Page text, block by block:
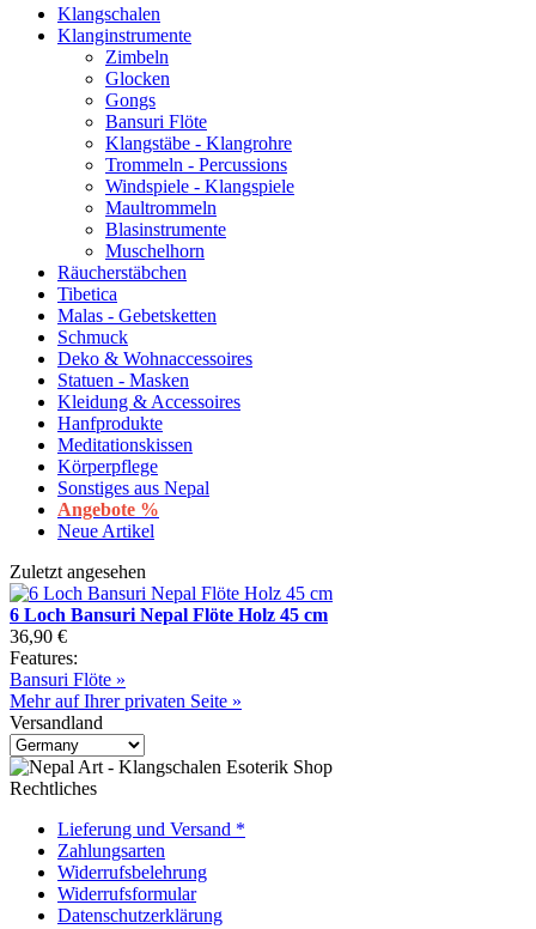
Klangschalen
Klanginstrumente
Zimbeln
Glocken
Gongs
Bansuri Flöte
Klangstäbe - Klangrohre
Trommeln - Percussions
Windspiele - Klangspiele
Maultrommeln
Blasinstrumente
Muschelhorn
Räucherstäbchen
Tibetica
Malas - Gebetsketten
Schmuck
Deko & Wohnaccessoires
Statuen - Masken
Kleidung & Accessoires
Hanfprodukte
Meditationskissen
Körperpflege
Sonstiges aus Nepal
Angebote %
Neue Artikel
Zuletzt angesehen
6 Loch Bansuri Nepal Flöte Holz 45 cm
36,90 €
Features:
Bansuri Flöte »
Mehr auf Ihrer privaten Seite »
Versandland
Rechtliches
Lieferung und Versand *
Zahlungsarten
Widerrufsbelehrung
Widerrufsformular
Datenschutzerklärung